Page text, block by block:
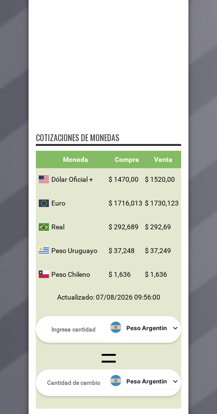
COTIZACIONES DE MONEDAS
Moneda Compra Venta
Dólar Oficial + $ 1470,00 $ 1520,00
Euro $ 1716,013 $ 1730,123
Real $ 292,689 $ 292,69
Peso Uruguayo $ 37,248 $ 37,249
Peso Chileno $ 1,636 $ 1,636
Actualizado: 07/08/2026 09:56:00